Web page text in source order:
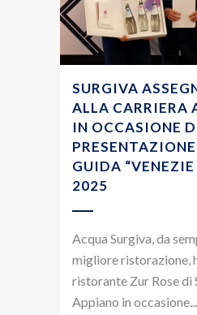
SURGIVA
ALLA CARRIERA
IN OCCASIONE
GUIDA
2025
Acqua Surgiva, da
migliore ristorazione,
ristorante Zur Rose di
Appiano in occasione...